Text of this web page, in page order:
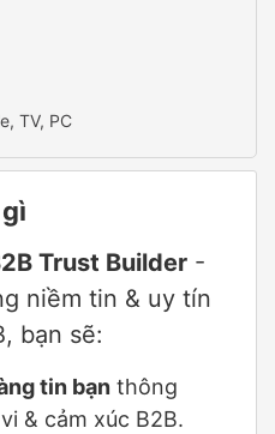
TV, PC
Trust Builder -
niềm tin & uy tín
bạn sẽ:
tin bạn thông
& cảm xúc B2B.